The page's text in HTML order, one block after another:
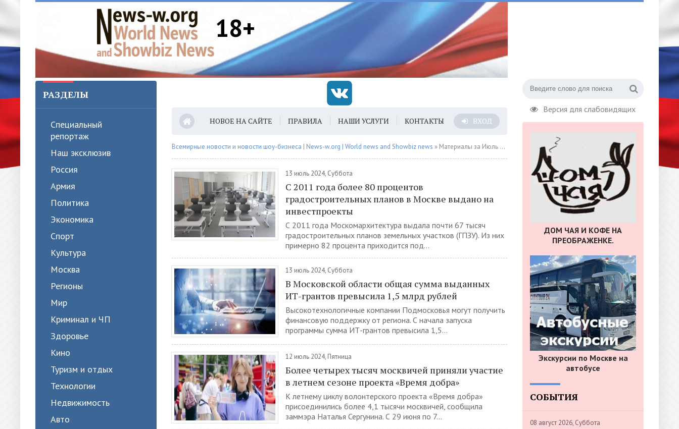
18+
Версия для слабовидящих
РАЗДЕЛЫ
Специальный
репортаж
Наш эксклюзив
Россия
Армия
Политика
Экономика
Спорт
Культура
Москва
Регионы
Мир
Криминал и ЧП
Здоровье
Кино
Туризм и отдых
Технологии
Недвижимость
Авто
НОВОЕ НА САЙТЕ ПРАВИЛА НАШИ УСЛУГИ КОНТАКТЫ ВХОД
Всемирные новости и новости шоу-бизнеса | News-w.org | World news and Showbiz news » Материалы за Июль 2024 года » Страница 14
13 июль 2024, Суббота
С 2011 года более 80 процентов
градостроительных планов в Москве выдано на
инвестпроекты
С 2011 года Москомархитектура выдала почти 67 тысяч
градостроительных планов земельных участков (ГПЗУ). Из них
примерно 82 процента приходится под...
13 июль 2024, Суббота
В Московской области общая сумма выданных
ИТ-грантов превысила 1,5 млрд рублей
Высокотехнологичные компании Подмосковья могут получить
финансовую поддержку от региона. С начала запуска
программы сумма ИТ-грантов превысила 1,5...
12 июль 2024, Пятница
Более четырех тысяч москвичей приняли участие
в летнем сезоне проекта «Время добра»
К летнему циклу волонтерского проекта «Время добра»
присоединились более 4,1 тысячи москвичей, сообщила
заммэра Наталья Сергунина. С 29 июня по 7...
ДОМ ЧАЯ И КОФЕ НА
ПРЕОБРАЖЕНКЕ.
Экскурсии по Москве на
автобусе
СОБЫТИЯ
08 август 2026, Суббота